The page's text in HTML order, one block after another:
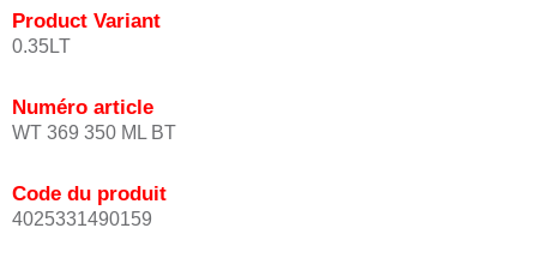
Product Variant
0.35LT
Numéro article
WT 369 350 ML BT
Code du produit
4025331490159